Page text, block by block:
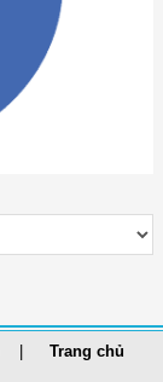
Trang chủ